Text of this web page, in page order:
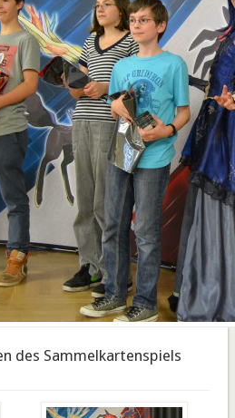
des Sammelkartenspiels